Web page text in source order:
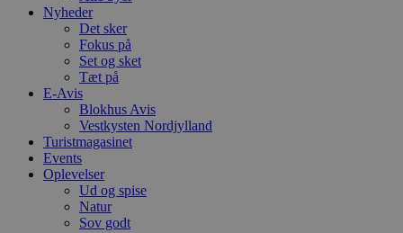
Nyheder
Det sker
Fokus på
Set og sket
Tæt på
E-Avis
Blokhus Avis
Vestkysten Nordjylland
Turistmagasinet
Events
Oplevelser
Ud og spise
Natur
Sov godt